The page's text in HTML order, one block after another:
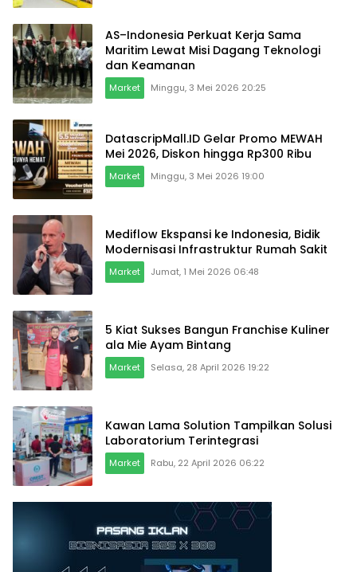
AS–Indonesia Perkuat Kerja Sama
Maritim Lewat Misi Dagang Teknologi
dan Keamanan
Market Minggu, 3 Mei 2026 20:25
DatascripMall.ID Gelar Promo MEWAH
Mei 2026, Diskon hingga Rp300 Ribu
Market Minggu, 3 Mei 2026 19:00
Mediflow Ekspansi ke Indonesia, Bidik
Modernisasi Infrastruktur Rumah Sakit
Market Jumat, 1 Mei 2026 06:48
5 Kiat Sukses Bangun Franchise Kuliner
ala Mie Ayam Bintang
Market Selasa, 28 April 2026 19:22
Kawan Lama Solution Tampilkan Solusi
Laboratorium Terintegrasi
Market Rabu, 22 April 2026 06:22